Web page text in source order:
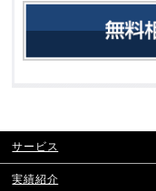
サービス
実績紹介